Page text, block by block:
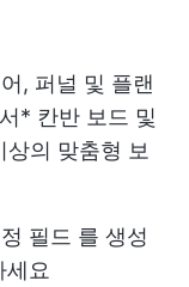
, 퍼널 및 플랜
* 칸반 보드 및
의 맞춤형 보
필드 를 생성
요